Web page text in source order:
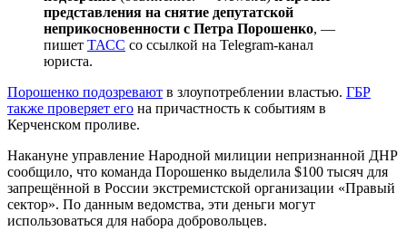
представления на снятие депутатской
неприкосновенности с Петра Порошенко, —
пишет ТАСС со ссылкой на Telegram-канал
юриста.
Порошенко подозревают в злоупотреблении властью. ГБР
также проверяет его на причастность к событиям в
Керченском проливе.
Накануне управление Народной милиции непризнанной ДНР
сообщило, что команда Порошенко выделила $100 тысяч для
запрещённой в России экстремистской организации «Правый
сектор». По данным ведомства, эти деньги могут
использоваться для набора добровольцев.